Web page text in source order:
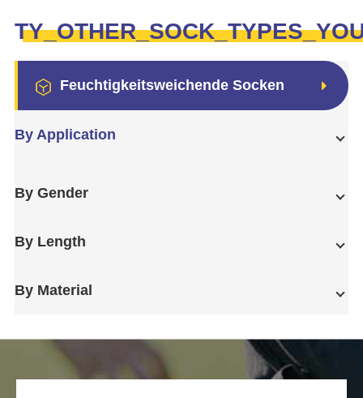
Feuchtigkeitsweichende Socken
By Application
By Gender
By Length
By Material